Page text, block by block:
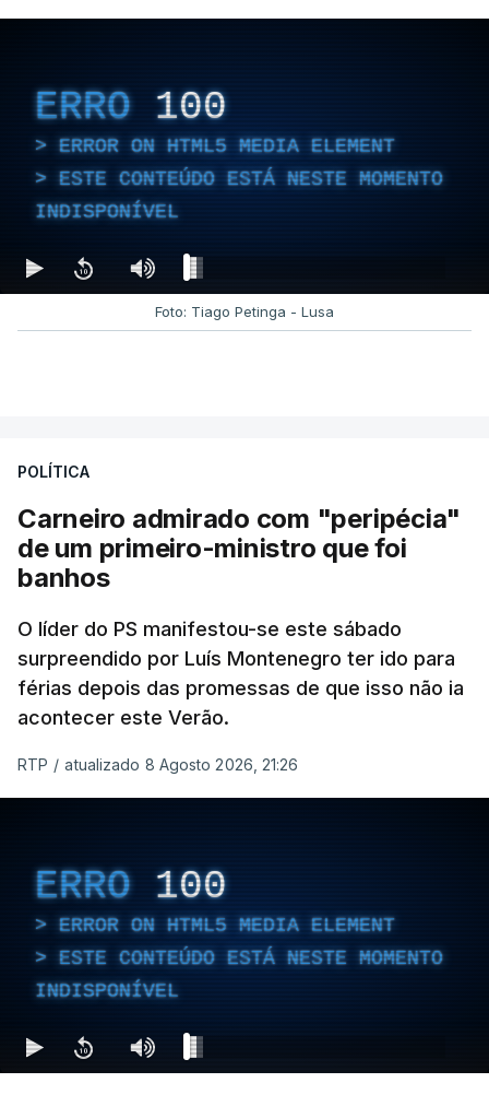
ERRO 100
ERROR ON HTML5 MEDIA ELEMENT
ESTE CONTEÚDO ESTÁ NESTE MOMENTO
INDISPONÍVEL
Foto: Tiago Petinga - Lusa
POLÍTICA
Carneiro admirado com "peripécia"
de um primeiro-ministro que foi
banhos
O líder do PS manifestou-se este sábado
surpreendido por Luís Montenegro ter ido para
férias depois das promessas de que isso não ia
acontecer este Verão.
RTP / atualizado 8 Agosto 2026, 21:26
ERRO 100
ERROR ON HTML5 MEDIA ELEMENT
ESTE CONTEÚDO ESTÁ NESTE MOMENTO
INDISPONÍVEL